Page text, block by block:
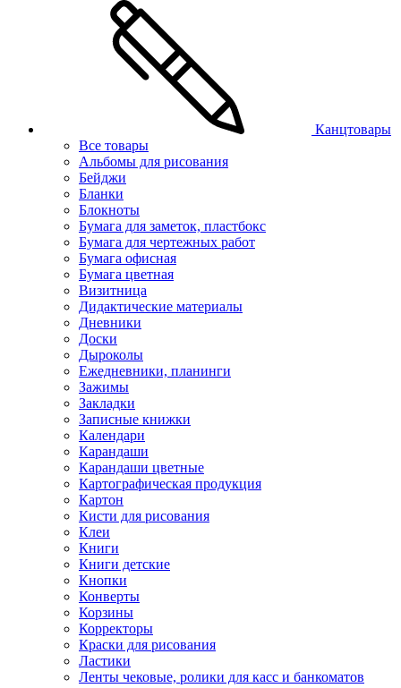
Канцтовары
Все товары
Альбомы для рисования
Бейджи
Бланки
Блокноты
Бумага для заметок, пластбокс
Бумага для чертежных работ
Бумага офисная
Бумага цветная
Визитница
Дидактические материалы
Дневники
Доски
Дыроколы
Ежедневники, планинги
Зажимы
Закладки
Записные книжки
Календари
Карандаши
Карандаши цветные
Картографическая продукция
Картон
Кисти для рисования
Клеи
Книги
Книги детские
Кнопки
Конверты
Корзины
Корректоры
Краски для рисования
Ластики
Ленты чековые, ролики для касс и банкоматов